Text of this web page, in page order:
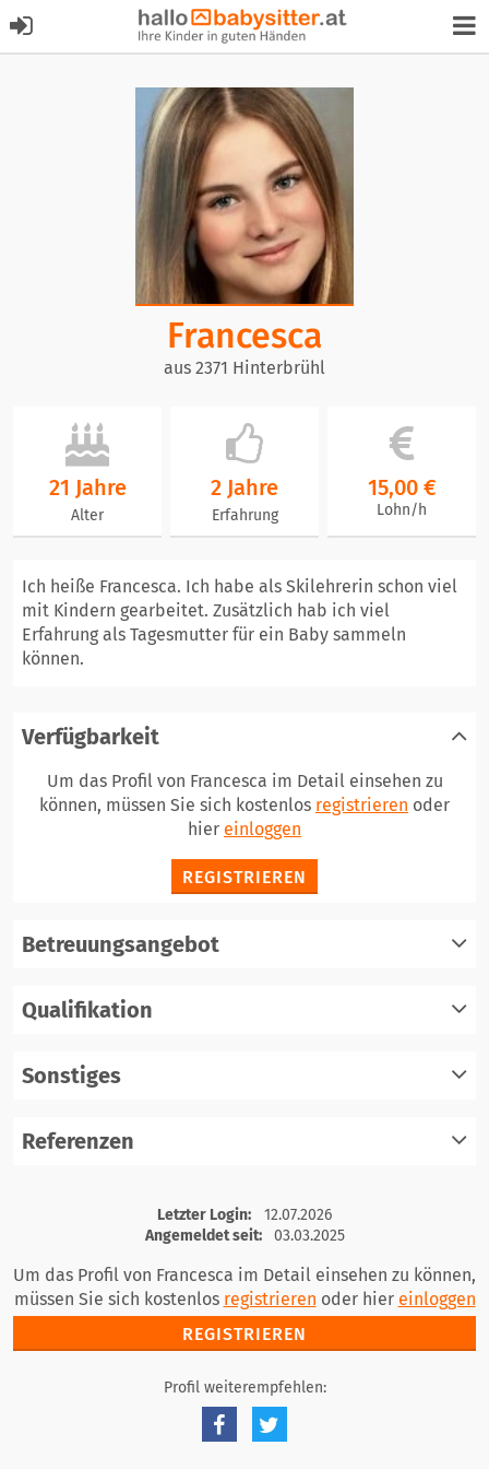
Francesca
aus 2371 Hinterbrühl
21 Jahre
Alter
2 Jahre
Erfahrung
15,00 €
Lohn/h
Ich heiße Francesca. Ich habe als Skilehrerin schon viel
mit Kindern gearbeitet. Zusätzlich hab ich viel
Erfahrung als Tagesmutter für ein Baby sammeln
können.
Verfügbarkeit
Um das Profil von Francesca im Detail einsehen zu
können, müssen Sie sich kostenlos registrieren oder
hier einloggen
REGISTRIEREN
Betreuungsangebot
Qualifikation
Sonstiges
Referenzen
registrieren
einloggen
Letzter Login:
12.07.2026
Angemeldet seit:
03.03.2025
Um das Profil von Francesca im Detail einsehen zu können,
müssen Sie sich kostenlos registrieren oder hier einloggen
REGISTRIEREN
Profil weiterempfehlen: